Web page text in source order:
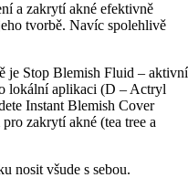
a zakrytí akné efektivně
tvorbě. Navíc spolehlivě
je Stop Blemish Fluid – aktivní
lokální aplikaci (D – Actryl
Instant Blemish Cover
zakrytí akné (tea tree a
nosit všude s sebou.